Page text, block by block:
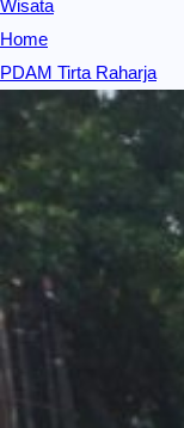
Wisata
Home
PDAM Tirta Raharja